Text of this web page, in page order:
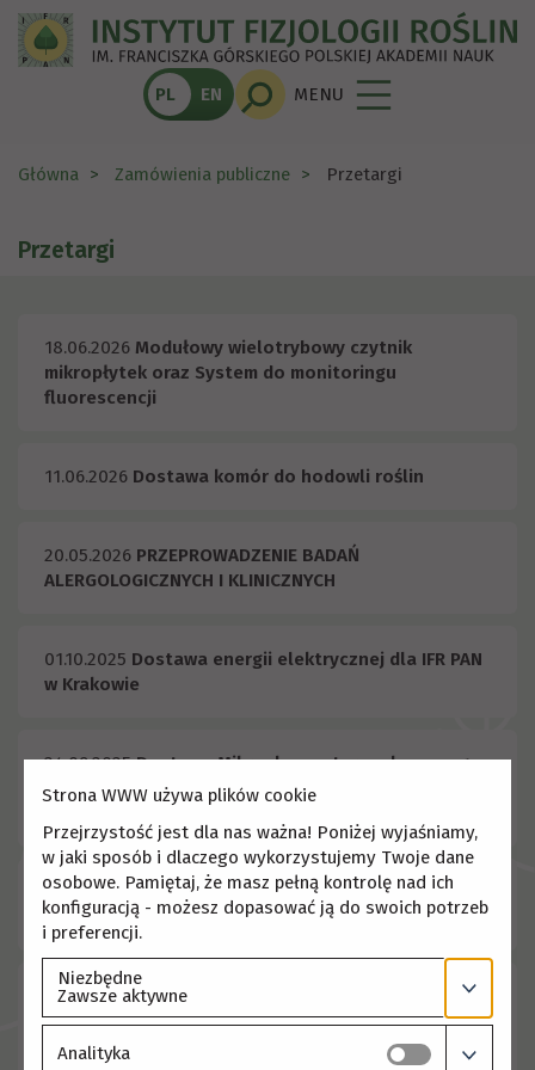
PL EN MENU
Główna Zamówienia publiczne Przetargi
Przetargi
18.06.2026 Modułowy wielotrybowy czytnik
mikropłytek oraz System do monitoringu
fluorescencji
11.06.2026 Dostawa komór do hodowli roślin
20.05.2026 PRZEPROWADZENIE BADAŃ
ALERGOLOGICZNYCH I KLINICZNYCH
01.10.2025 Dostawa energii elektrycznej dla IFR PAN
w Krakowie
24.09.2025 Dostawa Mikroskopu stereoskopowego
oraz manipulatora elektronicznego wraz z
11.03.2025 Rozbudowa i konserwacja aparatury
analitycznej LCMS Agilent Technologies
22.03.2023 Budowa systemu nawodnienia upraw
eksperymentalnych w Śląskim Ogrodzie
Botanicznym w Radzionkowie
Strona WWW używa plików cookie
Przejrzystość jest dla nas ważna! Poniżej wyjaśniamy,
w jaki sposób i dlaczego wykorzystujemy Twoje dane
osobowe. Pamiętaj, że masz pełną kontrolę nad ich
konfiguracją - możesz dopasować ją do swoich potrzeb
i preferencji.
Niezbędne
Zawsze aktywne
Analityka